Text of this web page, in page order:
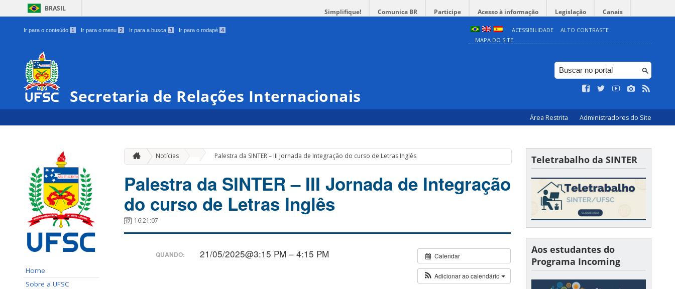
BRASIL Simplifique! Comunica BR Participe Acesso à informação Legislação Canais
Ir para o conteúdo 1 Ir para o menu 2 Ir para a busca 3 Ir para o rodapé 4 ACESSIBILIDADE
ALTO CONTRASTE
MAPA DO SITE
Secretaria de Relações Internacionais
Área Restrita Administradores do Site
Home
Sobre a UFSC
Notícias Palestra da SINTER – III Jornada de Integração do curso de Letras Inglês
Palestra da SINTER – III Jornada de Integração
do curso de Letras Inglês
16:21:07
Calendar
Adicionar ao calendário
QUANDO: 21/05/2025@3:15 PM – 4:15 PM
Teletrabalho da SINTER
Aos estudantes do
Programa Incoming